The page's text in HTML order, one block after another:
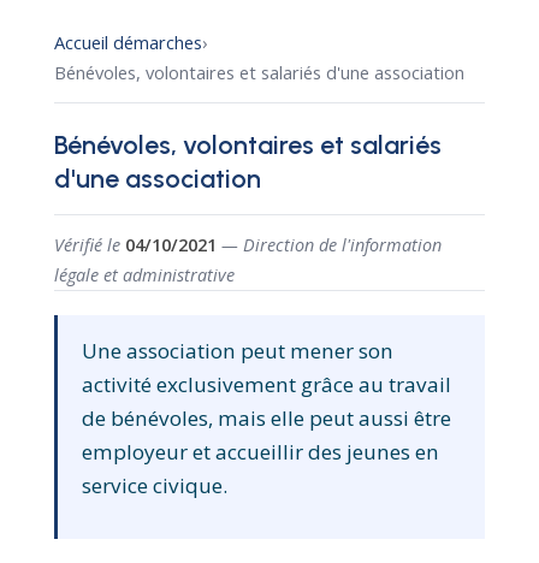
Accueil démarches›
Bénévoles, volontaires et salariés d'une association
Bénévoles, volontaires et salariés
d'une association
Vérifié le 04/10/2021 — Direction de l'information
légale et administrative
Une association peut mener son
activité exclusivement grâce au travail
de bénévoles, mais elle peut aussi être
employeur et accueillir des jeunes en
service civique.